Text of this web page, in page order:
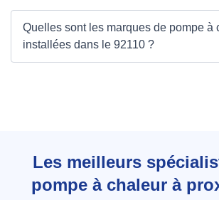
Quelles sont les marques de pompe à
installées dans le 92110 ?
Les meilleurs
pompe à chaleur à